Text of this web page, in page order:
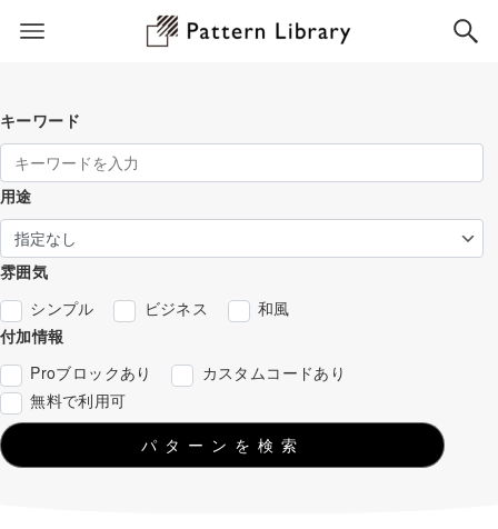
キーワード
用途
雰囲気
シンプル
ビジネス
和風
付加情報
Proブロックあり
カスタムコードあり
無料で利用可
パターンを検索